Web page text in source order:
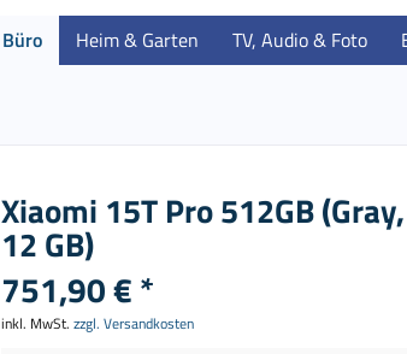
Büro Heim & Garten TV, Audio & Foto
Xiaomi 15T Pro 512GB
12 GB)
751,90 € *
inkl. MwSt. zzgl. Versandkosten